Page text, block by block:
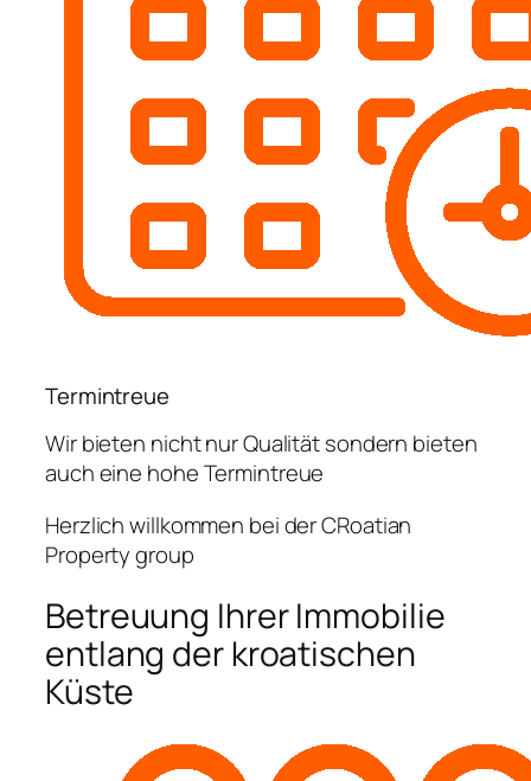
Termintreue
Wir bieten nicht nur Qualität sondern bieten
auch eine hohe Termintreue
Herzlich willkommen bei der CRoatian
Property group
Betreuung Ihrer Immobilie
entlang der kroatischen
Küste